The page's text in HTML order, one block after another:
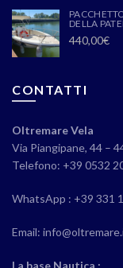
DELLA
440,00€
CONTATTI
Oltremare Vela
Via Piangipane, 44 –
Telefono: +39 0532
WhatsApp : +39 331
Email:
La base Nautica :